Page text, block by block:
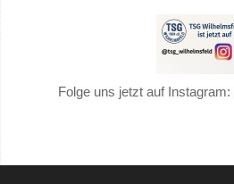
Folge uns jetzt auf Instagram: